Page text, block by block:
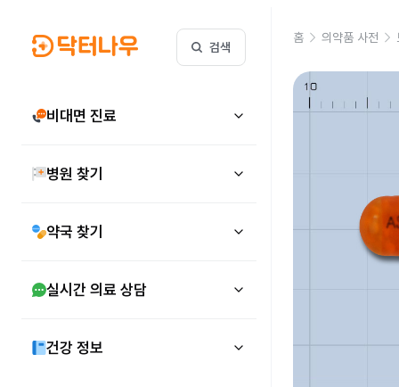
검색
비대면 진료
병원 찾기
약국 찾기
실시간 의료 상담
건강 정보
홈 의약품 사전